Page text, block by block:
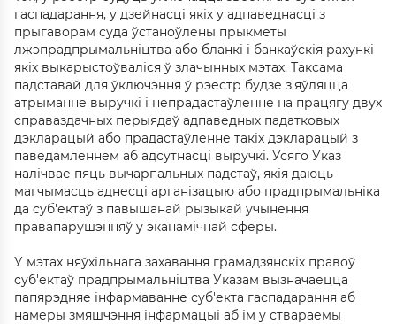
гаспадарання, у дзейнасці якіх у адпаведнасці з
прыгаворам суда ўстаноўлены прыкметы
лжэпрадпрымальніцтва або бланкі і банкаўскія рахункі
якіх выкарыстоўваліся ў злачынных мэтах. Таксама
падставай для ўключэння ў рэестр будзе з'яўляцца
атрыманне выручкі і непрадастаўленне на працягу двух
справаздачных перыядаў адпаведных падатковых
дэкларацый або прадастаўленне такіх дэкларацый з
паведамленнем аб адсутнасці выручкі. Усяго Указ
налічвае пяць вычарпальных падстаў, якія даюць
магчымасць аднесці арганізацыю або прадпрымальніка
да суб'ектаў з павышанай рызыкай учынення
правапарушэнняў у эканамічнай сферы.
У мэтах няўхільнага захавання грамадзянскіх правоў
суб'ектаў прадпрымальніцтва Указам вызначаецца
папярэдняе інфармаванне суб'екта гаспадарання аб
намеры змяшчэння інфармацыі аб ім у ствараемы